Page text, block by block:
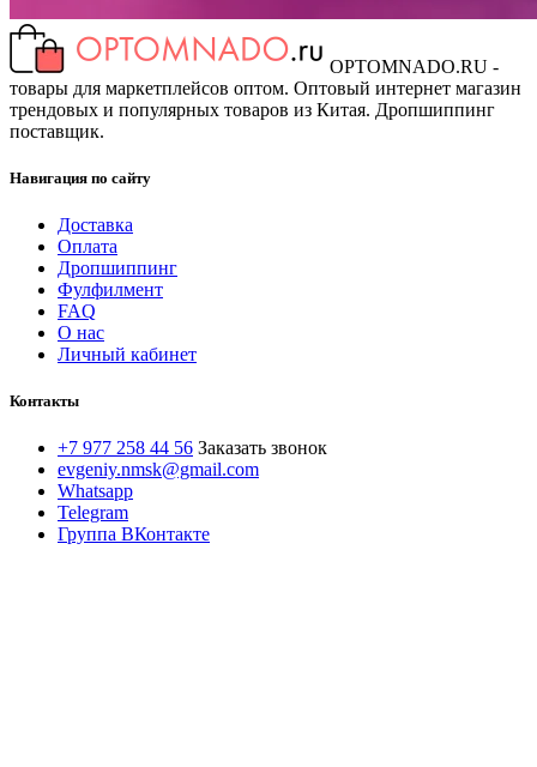
OPTOMNADO.RU -
товары для маркетплейсов оптом. Оптовый интернет магазин
трендовых и популярных товаров из Китая. Дропшиппинг
поставщик.
Навигация по сайту
Доставка
Оплата
Дропшиппинг
Фулфилмент
FAQ
О нас
Личный кабинет
Контакты
+7 977 258 44 56 Заказать звонок
evgeniy.nmsk@gmail.com
Whatsapp
Telegram
Группа ВКонтакте